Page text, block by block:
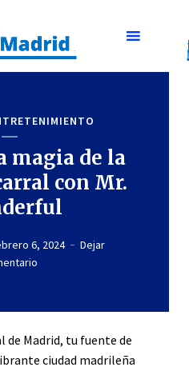
magia de la
con Mr.
6, 2024
Dejar
de Madrid, tu fuente de
ciudad madrileña